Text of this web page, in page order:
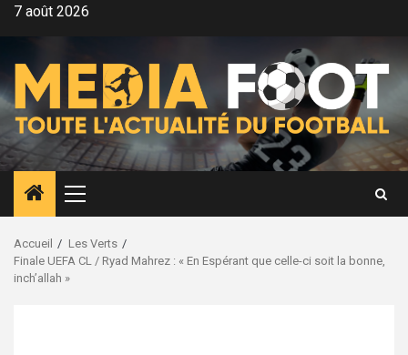
Aller7 août 2026
Menu
principal
Accueil
Les Verts
Finale UEFA CL / Ryad Mahrez : « En Espérant que celle-ci soit la bonne,
inch’allah »